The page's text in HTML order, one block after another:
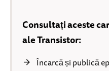
Consultați aceste
ale Transistor:
Încarcă și publică